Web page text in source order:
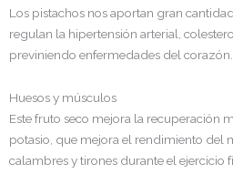
Los pistachos nos aportan gran
regulan la hipertensión arterial,
previniendo enfermedades del corazón.
Huesos y músculos
Este fruto seco mejora la recuperación
potasio, que mejora el rendimiento del
calambres y tirones durante el ejercicio